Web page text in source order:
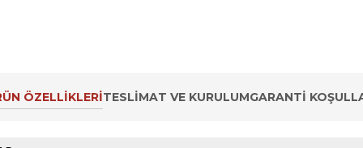
ÖZELLIKLERITESLIMAT VE KURULUMGARANTI